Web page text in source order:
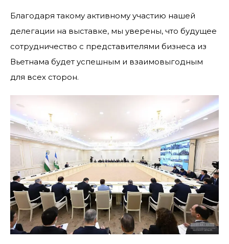
Благодаря такому активному участию нашей
делегации на выставке, мы уверены, что будущее
сотрудничество с представителями бизнеса из
Вьетнама будет успешным и взаимовыгодным
для всех сторон.